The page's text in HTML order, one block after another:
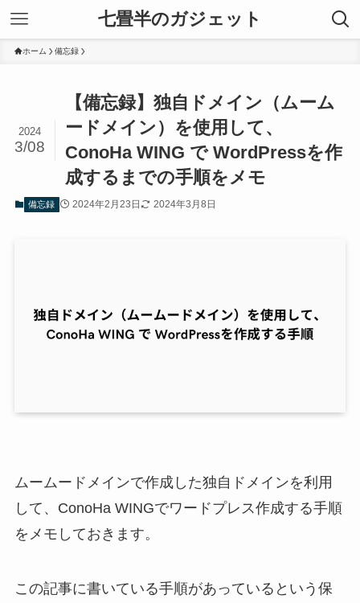
七畳半のガジェット
ホーム 備忘録
【備忘録】独自ドメイン（ムーム
ードメイン）を使用して、
ConoHa WING で WordPressを作
成するまでの手順をメモ
2024
3/08
備忘録 2024年2月23日 2024年3月8日
ムームードメインで作成した独自ドメインを利用
して、ConoHa WINGでワードプレス作成する手順
をメモしておきます。
この記事に書いている手順があっているという保